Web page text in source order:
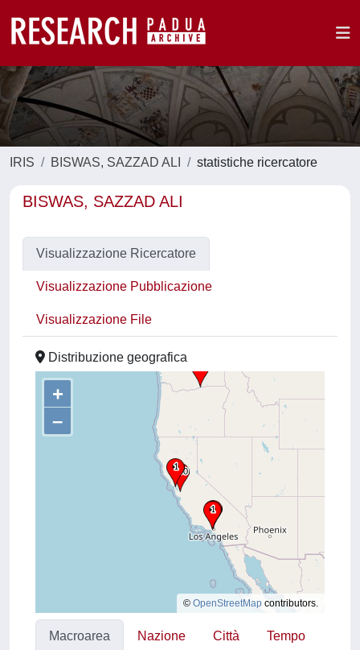
IRIS BISWAS, SAZZAD ALI statistiche ricercatore
BISWAS, SAZZAD ALI
Visualizzazione Ricercatore
Visualizzazione Pubblicazione
Visualizzazione File
Distribuzione geografica
+
–
© OpenStreetMap contributors.
Macroarea Nazione Città Tempo